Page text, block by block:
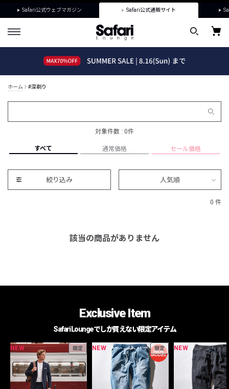
Safari公式ウェブマガジン Safari公式通販サイト
ホーム #深剃り
対象件数 : 0件
すべて 通常価格 セール価格
絞り込み 人気順
0 件
該当の商品がありません
Exclusive Item
Safari Loungeでしか買えない限定アイテム
NEW 限定 NEW 限定 NEW